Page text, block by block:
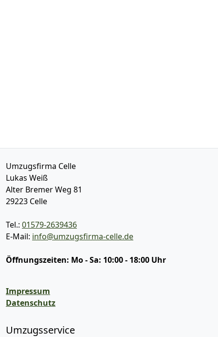
Umzugsfirma Celle
Lukas Weiß
Alter Bremer Weg 81
29223 Celle
Tel.: 01579-2639436
E-Mail: info@umzugsfirma-celle.de
Öffnungszeiten: Mo - Sa: 10:00 - 18:00 Uhr
Impressum
Datenschutz
Umzugsservice